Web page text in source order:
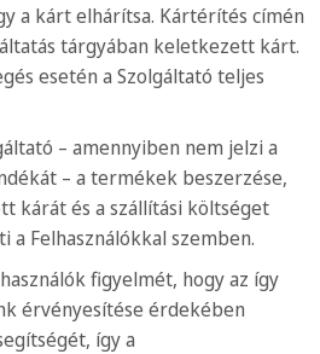
a kárt elhárítsa. Kártérítés címén
tárgyában keletkezett kárt.
esetén a Szolgáltató teljes
– amennyiben nem jelzi a
– a termékek beszerzése,
kárát és a szállítási költséget
a Felhasználókkal szemben.
figyelmét, hogy az így
érvényesítése érdekében
így a